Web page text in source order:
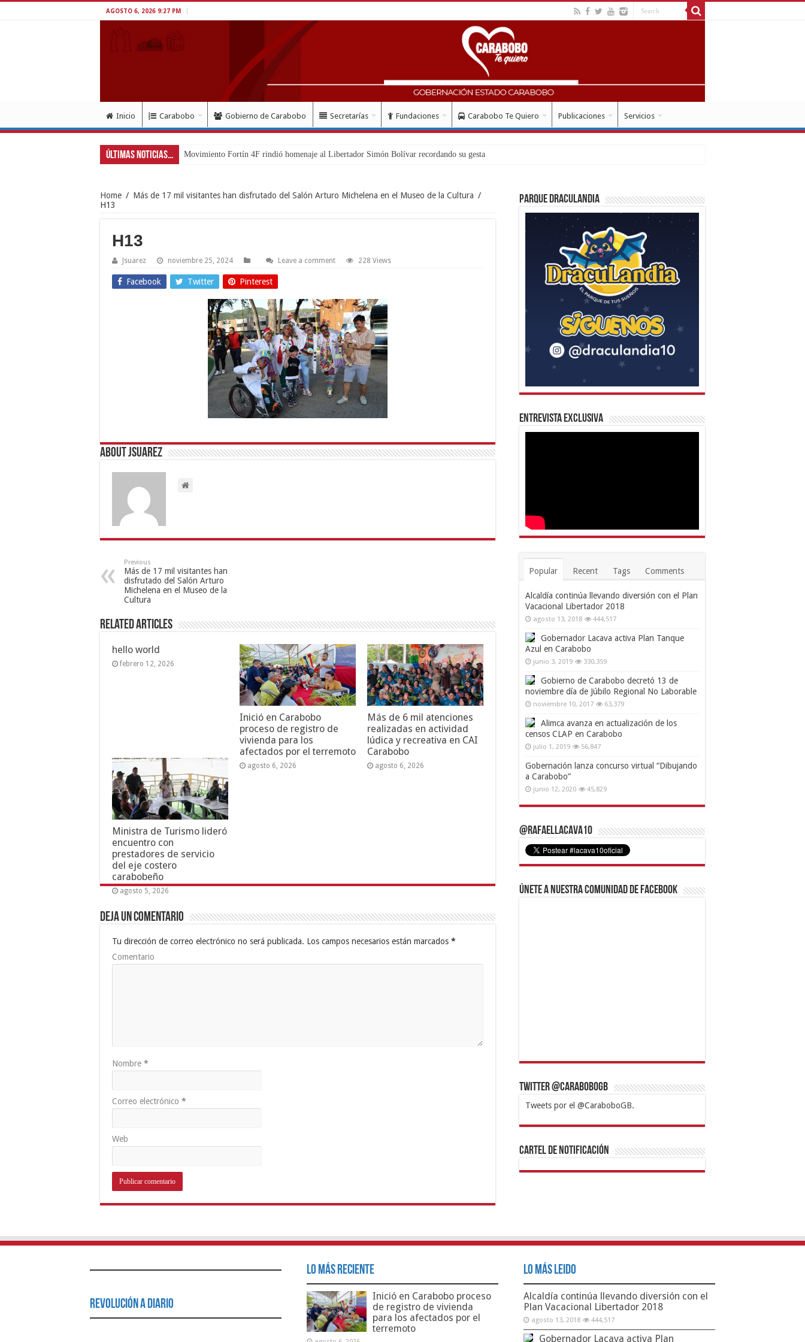
AGOSTO 6, 2026 9:27 PM
Inicio Carabobo Gobierno de Carabobo Secretarías Fundaciones Carabobo Te Quiero Publicaciones Servicios
Últimas Noticias... Exitoso despliegu
Home / Más de 17 mil visitantes han disfrutado del Salón Arturo Michelena en el Museo de la Cultura /
H13
H13
Jsuarez noviembre 25, 2024 Leave a comment 228 Views
Facebook Twitter Pinterest
About Jsuarez
Previous
Más de 17 mil visitantes han
disfrutado del Salón Arturo
Michelena en el Museo de la
Cultura
Related Articles
hello world
febrero 12, 2026
Inició en Carabobo
proceso de registro de
vivienda para los
afectados por el terremoto
agosto 6, 2026
Más de 6 mil atenciones
realizadas en actividad
lúdica y recreativa en CAI
Carabobo
agosto 6, 2026
Ministra de Turismo lideró
encuentro con
prestadores de servicio
del eje costero
carabobeño
agosto 5, 2026
Deja un comentario
Tu dirección de correo electrónico no será publicada. Los campos necesarios están marcados *
Comentario
Nombre *
Correo electrónico *
Web
Parque Draculandia
Entrevista Exclusiva
Popular Recent Tags Comments
Alcaldía continúa llevando diversión con el Plan
Vacacional Libertador 2018
agosto 13, 2018 444,517
Gobernador Lacava activa Plan Tanque
Azul en Carabobo
junio 3, 2019 330,359
Gobierno de Carabobo decretó 13 de
noviembre día de Júbilo Regional No Laborable
noviembre 10, 2017 63,379
Alimca avanza en actualización de los
censos CLAP en Carabobo
julio 1, 2019 56,847
Gobernación lanza concurso virtual “Dibujando
a Carabobo”
junio 12, 2020 45,829
@RafaelLacava10
Únete a nuestra comunidad de Facebook
Twitter @CaraboboGB
Tweets por el @CaraboboGB.
1xbetBetturkeyBetistKralbetSupertotobetTipobet
https://mvbcasino.com/
Cartel de Notificación
Revolución a Diario
Lo Más Reciente
Inició en Carabobo proceso
de registro de vivienda
para los afectados por el
terremoto
Lo Más Leido
Alcaldía continúa llevando diversión con el
Plan Vacacional Libertador 2018
agosto 13, 2018 444,517
Gobernador Lacava activa Plan